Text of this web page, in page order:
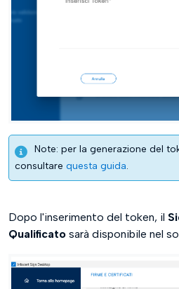
Note: per la generazione del
consultare questa guida.
Dopo l'inserimento del token, il
Qualificato sarà disponibile nel